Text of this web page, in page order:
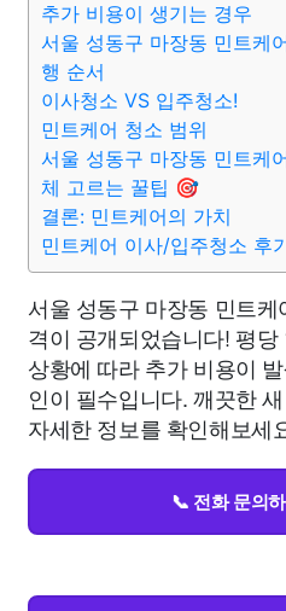
추가 비용이 생기는 경우
서울 성동구 마장동 민트케
행 순서
이사청소 VS 입주청소!
민트케어 청소 범위
서울 성동구 마장동 민트케
체 고르는 꿀팁 🎯
결론: 민트케어의 가치
민트케어 이사/입주청소 후
서울 성동구 마장동 민트
격이 공개되었습니다! 평
상황에 따라 추가 비용이
인이 필수입니다. 깨끗한
자세한 정보를 확인해보세
📞 전화 문의